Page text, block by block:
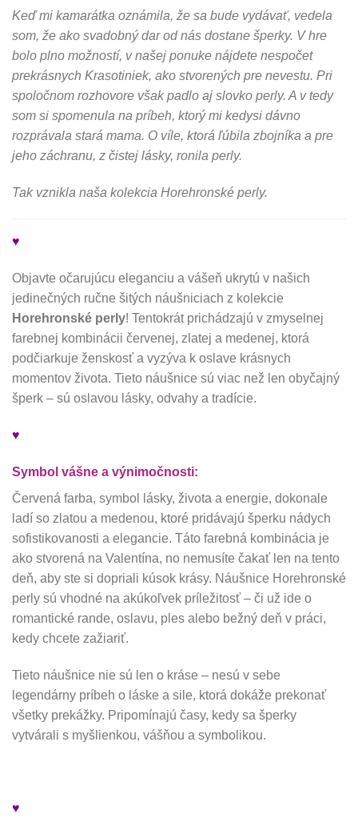
Keď mi kamarátka oznámila, že sa bude vydávať, vedela
som, že ako svadobný dar od nás dostane šperky. V hre
bolo plno možností, v našej ponuke nájdete nespočet
prekrásnych Krasotiniek, ako stvorených pre nevestu. Pri
spoločnom rozhovore však padlo aj slovko perly. A v tedy
som si spomenula na príbeh, ktorý mi kedysi dávno
rozprávala stará mama. O víle, ktorá ľúbila zbojníka a pre
jeho záchranu, z čistej lásky, ronila perly.
Tak vznikla naša kolekcia Horehronské perly.
♥
Objavte očarujúcu eleganciu a vášeň ukrytú v našich
jedinečných ručne šitých náušniciach z kolekcie
Horehronské perly! Tentokrát prichádzajú v zmyselnej
farebnej kombinácii červenej, zlatej a medenej, ktorá
podčiarkuje ženskosť a vyzýva k oslave krásnych
momentov života. Tieto náušnice sú viac než len obyčajný
šperk – sú oslavou lásky, odvahy a tradície.
♥
Symbol vášne a výnimočnosti:
Červená farba, symbol lásky, života a energie, dokonale
ladí so zlatou a medenou, ktoré pridávajú šperku nádych
sofistikovanosti a elegancie. Táto farebná kombinácia je
ako stvorená na Valentína, no nemusíte čakať len na tento
deň, aby ste si dopriali kúsok krásy. Náušnice Horehronské
perly sú vhodné na akúkoľvek príležitosť – či už ide o
romantické rande, oslavu, ples alebo bežný deň v práci,
kedy chcete zažiariť.
Tieto náušnice nie sú len o kráse – nesú v sebe
legendárny príbeh o láske a sile, ktorá dokáže prekonať
všetky prekážky. Pripomínajú časy, kedy sa šperky
vytvárali s myšlienkou, vášňou a symbolikou.
♥